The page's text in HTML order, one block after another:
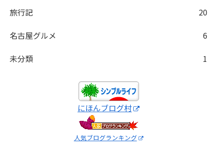
旅行記
20
名古屋グルメ
6
未分類
1
にほんブログ村
人気ブログランキング